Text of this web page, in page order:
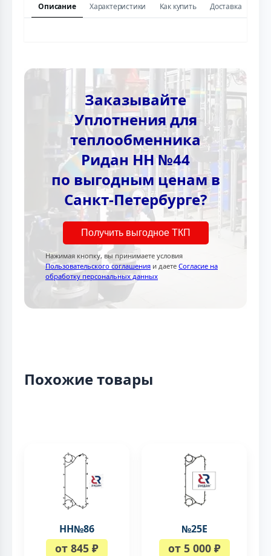
Описание Характеристики Как купить Доставка
Заказывайте
Уплотнения для
теплообменника
Ридан НН №44
по выгодным ценам в
Санкт-Петербурге?
Получить выгодное ТКП
Нажимая кнопку, вы принимаете условия
Пользовательского соглашения и даете Согласие на
обработку персональных данных
Похожие товары
НН№86
от 845 ₽
№25Е
от 5 000 ₽